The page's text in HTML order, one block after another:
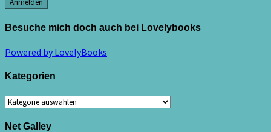
Besuche mich doch auch bei Lovelybooks
Powered by LovelyBooks
Kategorien
Kategorien
Net Galley